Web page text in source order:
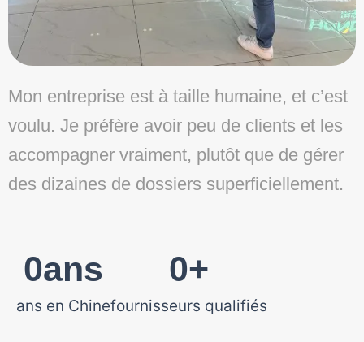
Mon entreprise est à taille humaine, et c’est
voulu. Je préfère avoir peu de clients et les
accompagner vraiment, plutôt que de gérer
des dizaines de dossiers superficiellement.
ans en Chine
0ans
fournisseurs qualifiés
0+